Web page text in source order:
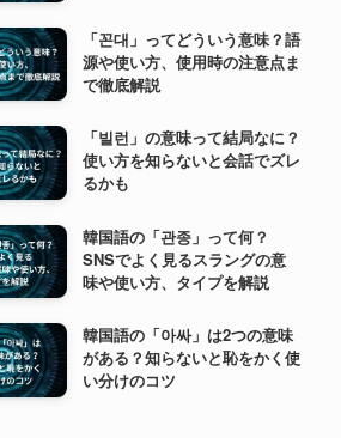
「꼰대」ってどういう意味？語
源や使い方、使用時の注意点ま
で徹底解説
「빌런」の意味って結局なに？
使い方を知らないと会話でズレ
るかも
韓国語の「관종」って何？
SNSでよく見るスラングの意
味や使い方、タイプを解説
韓国語の「아싸」は2つの意味
がある？知らないと恥をかく使
い分けのコツ